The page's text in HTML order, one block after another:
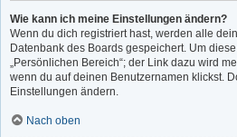
Wie kann ich meine Einstellungen ändern?
Wenn du dich registriert hast, werden alle
Datenbank des Boards gespeichert. Um
„Persönlichen Bereich“; der Link dazu wird
wenn du auf deinen Benutzernamen klickst.
Einstellungen ändern.
Nach oben